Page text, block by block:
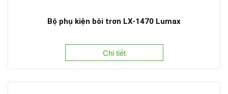
Bộ phụ kiện bôi trơn LX-1470 Lumax
Chi tiết